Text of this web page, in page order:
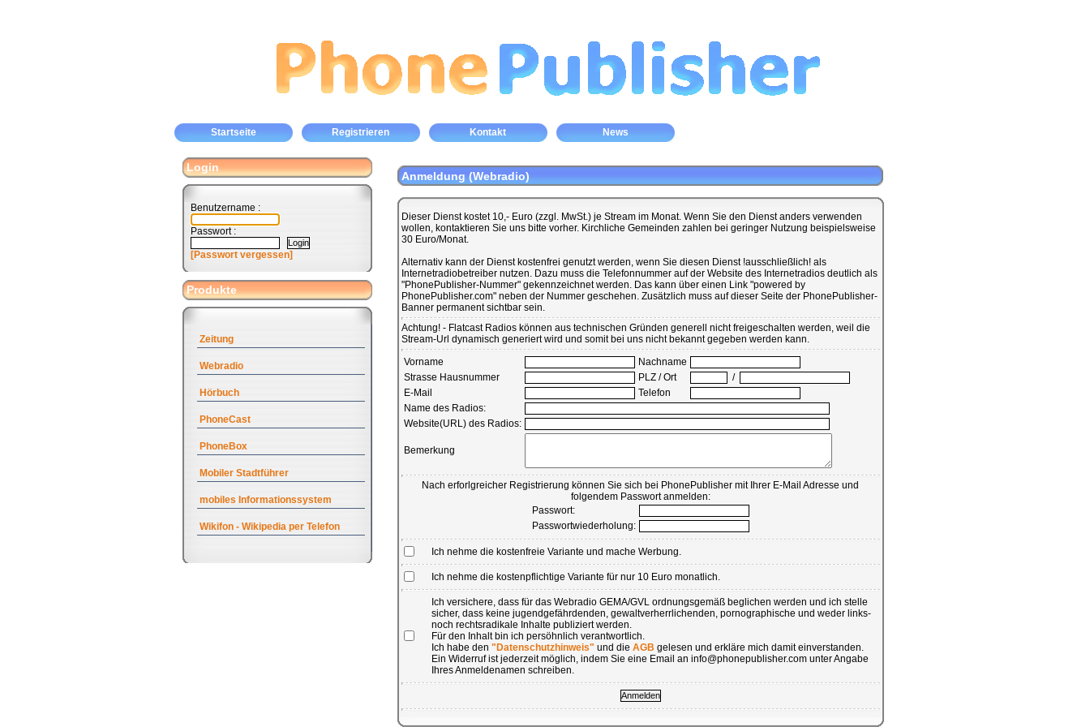
Startseite Registrieren Kontakt News
Login
Benutzername :
Passwort :
[Passwort vergessen]
Produkte
Zeitung
Webradio
Hörbuch
PhoneCast
PhoneBox
Mobiler Stadtführer
mobiles Informationssystem
Wikifon - Wikipedia per Telefon
Anmeldung (Webradio)
Dieser Dienst kostet 10,- Euro (zzgl. MwSt.) je Stream im Monat. Wenn Sie den Dienst anders verwenden
wollen, kontaktieren Sie uns bitte vorher. Kirchliche Gemeinden zahlen bei geringer Nutzung beispielsweise
30 Euro/Monat.
Alternativ kann der Dienst kostenfrei genutzt werden, wenn Sie diesen Dienst !ausschließlich! als
Internetradiobetreiber nutzen. Dazu muss die Telefonnummer auf der Website des Internetradios deutlich als
"PhonePublisher-Nummer" gekennzeichnet werden. Das kann über einen Link "powered by
PhonePublisher.com" neben der Nummer geschehen. Zusätzlich muss auf dieser Seite der PhonePublisher-
Banner permanent sichtbar sein.
Achtung! - Flatcast Radios können aus technischen Gründen generell nicht freigeschalten werden, weil die
Stream-Url dynamisch generiert wird und somit bei uns nicht bekannt gegeben werden kann.
Vorname
Nachname
Strasse Hausnummer
PLZ / Ort
/
E-Mail
Telefon
Name des Radios:
Website(URL) des Radios:
Bemerkung
Nach erforlgreicher Registrierung können Sie sich bei PhonePublisher mit Ihrer E-Mail Adresse und
folgendem Passwort anmelden:
Passwort:
Passwortwiederholung:
Ich nehme die kostenfreie Variante und mache Werbung.
Ich nehme die kostenpflichtige Variante für nur 10 Euro monatlich.
Ich versichere, dass für das Webradio GEMA/GVL ordnungsgemäß beglichen werden und ich stelle
sicher, dass keine jugendgefährdenden, gewaltverherrlichenden, pornographische und weder links-
noch rechtsradikale Inhalte publiziert werden.
Für den Inhalt bin ich persöhnlich verantwortlich.
Ich habe den "Datenschutzhinweis" und die AGB gelesen und erkläre mich damit einverstanden.
Ein Widerruf ist jederzeit möglich, indem Sie eine Email an info@phonepublisher.com unter Angabe
Ihres Anmeldenamen schreiben.